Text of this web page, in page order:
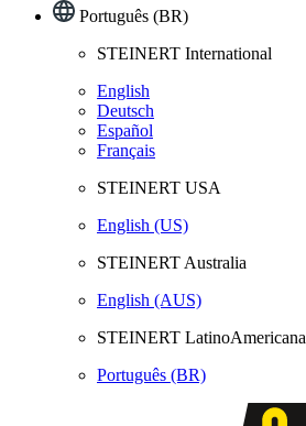
Português (BR)
STEINERT International
English
Deutsch
Español
Français
STEINERT USA
English (US)
STEINERT Australia
English (AUS)
STEINERT LatinoAmericana
Português (BR)